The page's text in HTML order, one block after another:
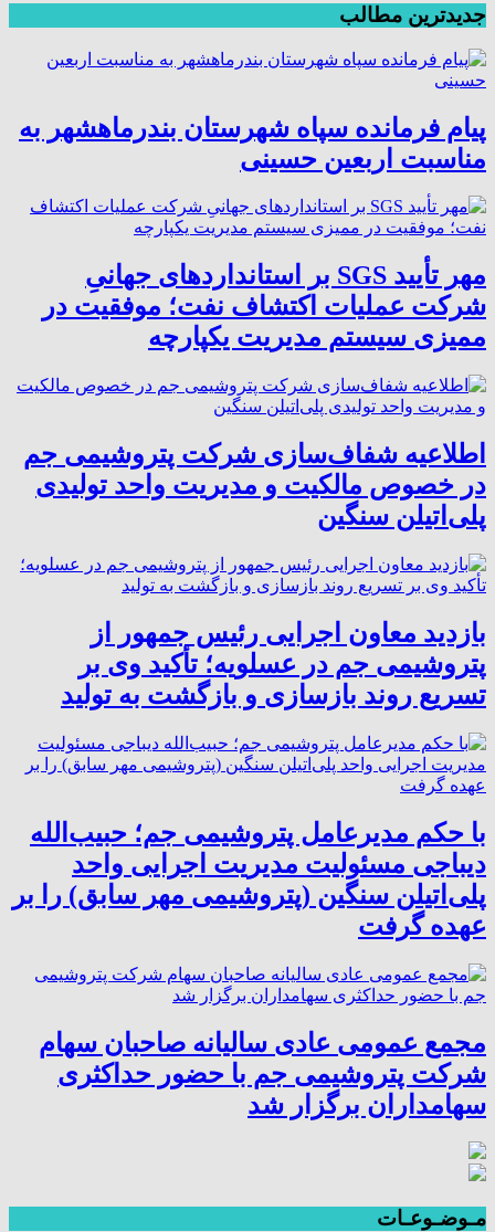
جدیدترین مطالب
پیام فرمانده سپاه شهرستان بندرماهشهر به
مناسبت اربعین حسینی
مهر تأیید SGS بر استانداردهای جهانیِ
شرکت عملیات اکتشاف نفت؛ موفقیت در
ممیزی سیستم مدیریت یکپارچه
اطلاعیه شفاف‌سازی شرکت پتروشیمی جم
در خصوص مالکیت و مدیریت واحد تولیدی
پلی‌اتیلن سنگین
بازدید معاون اجرایی رئیس جمهور از
پتروشیمی جم در عسلویه؛ تأکید وی بر
تسریع روند بازسازی و بازگشت به تولید
با حکم مدیرعامل پتروشیمی جم؛ حبیب‌الله
دیباجی مسئولیت مدیریت اجرایی واحد
پلی‌اتیلن سنگین (پتروشیمی مهر سابق) را بر
عهده گرفت
مجمع عمومی عادی سالیانه صاحبان سهام
شرکت پتروشیمی جم با حضور حداکثری
سهامداران برگزار شد
مـوضـوعـات